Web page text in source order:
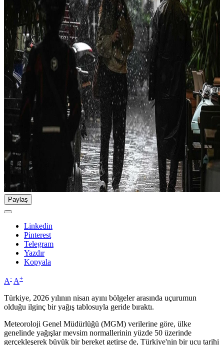
Paylaş
Linkedin
Pinterest
Telegram
Yazdır
Kopyala
A- A+
Türkiye, 2026 yılının nisan ayını bölgeler arasında uçurumun
olduğu ilginç bir yağış tablosuyla geride bıraktı.
Meteoroloji Genel Müdürlüğü (MGM) verilerine göre, ülke
genelinde yağışlar mevsim normallerinin yüzde 50 üzerinde
gerçekleşerek büyük bir bereket getirse de, Türkiye'nin bir ucu tarihi